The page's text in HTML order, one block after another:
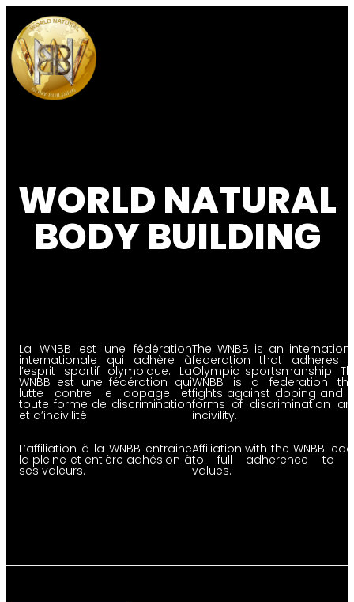
WORLD NATURAL
BODY BUILDING
La WNBB est une fédération
internationale qui adhère à
l’esprit sportif olympique. La
WNBB est une fédération qui
lutte contre le dopage et
toute forme de discrimination
et d’incivilité.
L’affiliation à la WNBB entraine
la pleine et entière adhésion à
ses valeurs.
The WNBB is an
federation that adheres
Olympic sportsmanship.
WNBB is a federation
fights against doping and
forms of discrimination
incivility.
Affiliation with the WNBB
to full adherence to
values.